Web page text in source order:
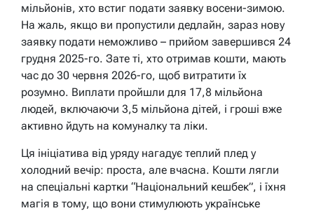
мільйонів, хто встиг подати заявку восени-зимою.
На жаль, якщо ви пропустили дедлайн, зараз нову
заявку подати неможливо – прийом завершився 24
грудня 2025-го. Зате ті, хто отримав кошти, мають
час до 30 червня 2026-го, щоб витратити їх
розумно. Виплати пройшли для 17,8 мільйона
людей, включаючи 3,5 мільйона дітей, і гроші вже
активно йдуть на комуналку та ліки.
Ця ініціатива від уряду нагадує теплий плед у
холодний вечір: проста, але вчасна. Кошти лягли
на спеціальні картки “Національний кешбек”, і їхня
магія в тому, що вони стимулюють українське